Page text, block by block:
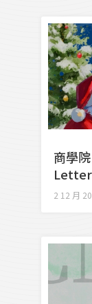
商學
2 12 月